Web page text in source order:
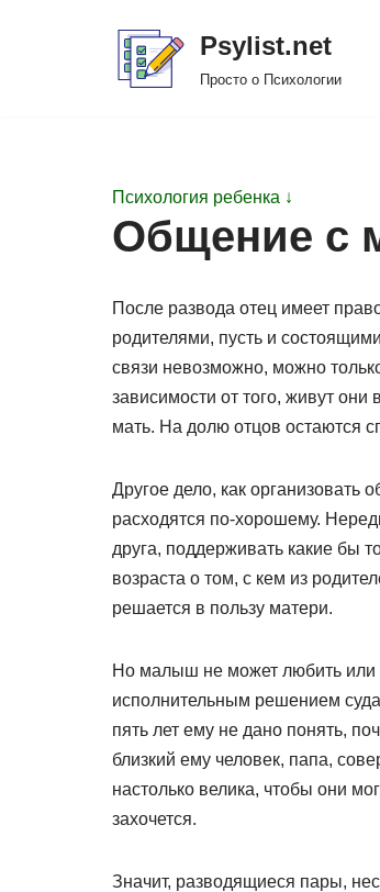
Psylist.net
Просто о Психологии
Психология ребенка ↓
Общение с
После развода отец имеет
родителями, пусть и
связи невозможно, можно
зависимости от того, живут они
мать. На долю отцов остаются
Другое дело, как
расходятся по-хорошему.
друга, поддерживать какие бы
возраста о том, с кем из
решается в пользу матери.
Но малыш не может любить или
исполнительным решением
пять лет ему не дано понять,
близкий ему человек, папа,
настолько велика, чтобы они
захочется.
Значит, разводящиеся пары,